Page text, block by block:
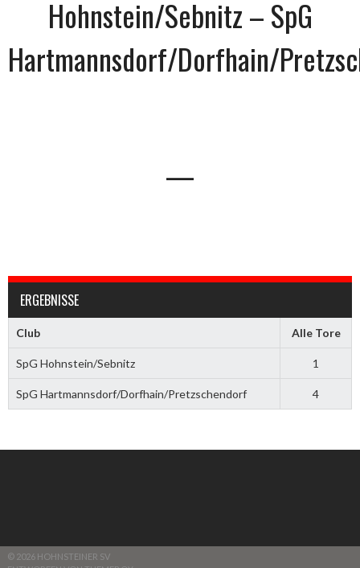
Hohnstein/Sebnitz – SpG
Hartmannsdorf/Dorfhain/
—
ERGEBNISSE
Club Alle Tore
SpG Hohnstein/Sebnitz 1
SpG Hartmannsdorf/Dorfhain/Pretzschendorf 4
© 2026 HOHNSTEINER SV